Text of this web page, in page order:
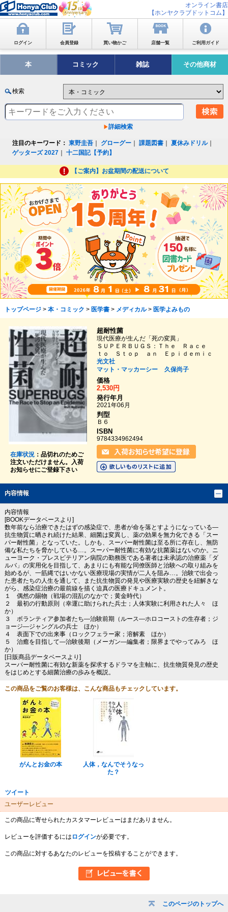
オンライン書店
【ホンヤクラブドットコム】
ログイン 会員登録 買い物かご 店舗一覧 ご利用ガイド
本 コミック 雑誌 その他商材
検索
詳細検索
注目のキーワード： 東野圭吾 グローグー ｜課題図書 ｜夏休みドリル｜
ゲッターズ 2027 ｜十二国記【予約】
【ご案内】お盆期間の配送について
このページのトップへ
トップページ> 本・コミック > 医学書> メディカル> 医学よみもの
在庫状況：品切れのためご
注文いただけません。入荷
お知らせにご登録下さい
超耐性菌
現代医療が生んだ「死の変異」
ＳＵＰＥＲＢＵＧＳ：Ｔｈｅ Ｒａｃｅ
ｔｏ Ｓｔｏｐ ａｎ Ｅｐｉｄｅｍｉｃ
光文社
マット・マッカーシー
久保尚子
価格
2,530円
発行年月
2021年06月
判型
Ｂ６
ISBN
9784334962494
内容情報
内容情報
[BOOKデータベースより]
数年前なら治療できたはずの感染症で、患者が命を落とすようになっている―
抗生物質に晒され続けた結果、細菌は変異し、薬の効果を無力化できる「スー
パー耐性菌」となっていた。しかも、スーパー耐性菌は至る所に存在し、無防
備な私たちを脅かしている…。スーパー耐性菌に有効な抗菌薬はないのか。ニ
ューヨーク・プレスビテリアン病院の勤務医である著者は未承認の治療薬「ダ
ルバ」の実用化を目指して、あまりにも有能な同僚医師と治験への取り組みを
始めるが、一筋縄ではいかない医療現場の実情が二人を阻み…。治験で出会っ
た患者たちの人生を通して、また抗生物質の発見や医療実験の歴史を紐解きな
がら、感染症治療の最前線を描く迫真の医療ドキュメント。
１ 偶然の賜物（戦場の混乱のなかで；黄金時代）
２ 最初の行動原則（幸運に助けられた兵士；人体実験に利用された人々 ほ
か）
３ ボランティア参加者たち―治験前期（ルース―ホロコーストの生存者；ジ
ョージ―ジャングルの兵士 ほか）
４ 表面下での出来事（ロックフェラー家；溶解素 ほか）
５ 治癒を目指して―治験後期（メーガン―編集者；限界までやってみろ ほ
か）
[日販商品データベースより]
スーパー耐性菌に有効な新薬を探求するドラマを主軸に、抗生物質発見の歴史
をはじめとする細菌治療の歩みを概説。
この商品をご覧のお客様は、こんな商品もチェックしています。
がんとお金の本
人体，なんでそうなっ
た？
ツイート
ユーザーレビュー
この商品に寄せられたカスタマーレビューはまだありません。
レビューを評価するには ログインが必要です。
この商品に対するあなたのレビューを投稿することができます。